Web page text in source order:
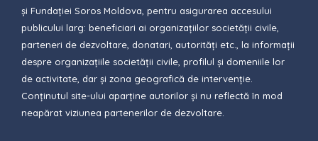
și Fundației Soros Moldova, pentru asigurarea accesului
publicului larg: beneficiari ai organizațiilor societății civile,
parteneri de dezvoltare, donatari, autorități etc., la informații
despre organizațiile societății civile, profilul și domeniile lor
de activitate, dar și zona geografică de intervenție.
Conținutul site-ului aparține autorilor și nu reflectă în mod
neapărat viziunea partenerilor de dezvoltare.